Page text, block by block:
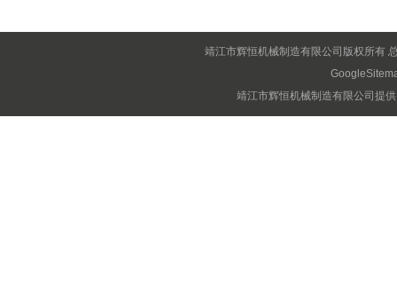
靖江市辉恒机械制造有限公司版权所有
靖江市辉恒机械制造有限公司提